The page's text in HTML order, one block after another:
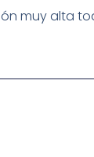
muy alta